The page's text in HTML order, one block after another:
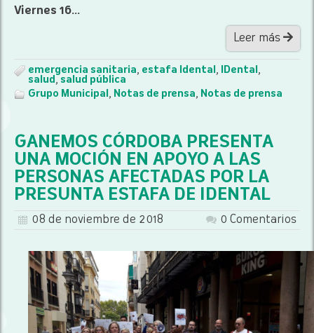
Viernes 16...
Leer más
emergencia sanitaria estafa Idental IDental
salud
salud pública
Grupo Municipal
Notas de prensa Notas de prensa
GANEMOS CÓRDOBA PRESENTA
UNA MOCIÓN EN APOYO A LAS
PERSONAS AFECTADAS POR LA
PRESUNTA ESTAFA DE IDENTAL
08 de noviembre de 2018 0 Comentarios